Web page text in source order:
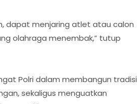
dapat menjaring atlet atau calon
olahraga menembak,” tutup
Polri dalam membangun tradisi
sekaligus menguatkan